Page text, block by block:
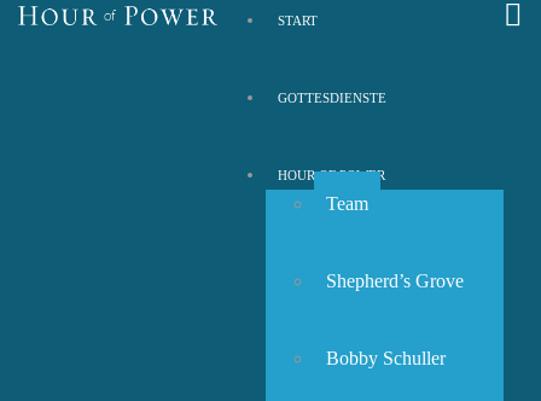
START
GOTTESDIENSTE
HOUR OF POWER
Team
Shepherd’s Grove
Bobby Schuller